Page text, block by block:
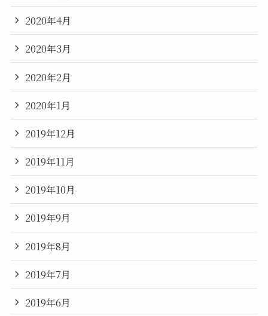
2020年4月
2020年3月
2020年2月
2020年1月
2019年12月
2019年11月
2019年10月
2019年9月
2019年8月
2019年7月
2019年6月